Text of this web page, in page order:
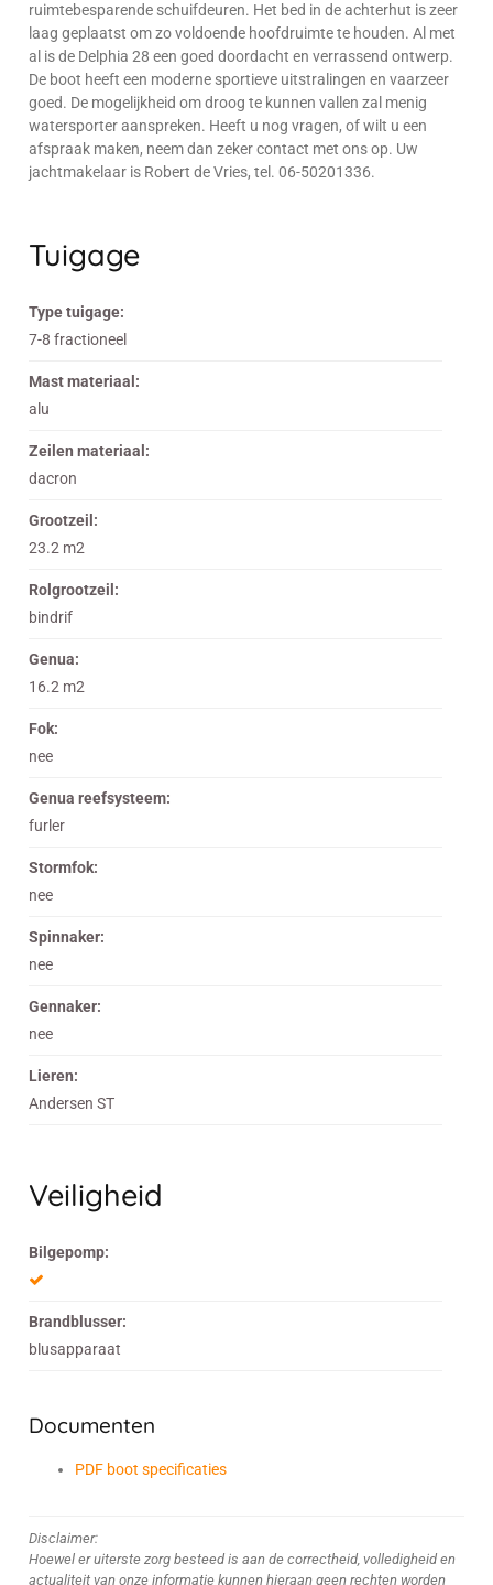
ruimtebesparende schuifdeuren. Het bed in de achterhut is zeer
laag geplaatst om zo voldoende hoofdruimte te houden. Al met
al is de Delphia 28 een goed doordacht en verrassend ontwerp.
De boot heeft een moderne sportieve uitstralingen en vaarzeer
goed. De mogelijkheid om droog te kunnen vallen zal menig
watersporter aanspreken. Heeft u nog vragen, of wilt u een
afspraak maken, neem dan zeker contact met ons op. Uw
jachtmakelaar is Robert de Vries, tel. 06-50201336.
Tuigage
Type tuigage:
7-8 fractioneel
Mast materiaal:
alu
Zeilen materiaal:
dacron
Grootzeil:
23.2 m2
Rolgrootzeil:
bindrif
Genua:
16.2 m2
Fok:
nee
Genua reefsysteem:
furler
Stormfok:
nee
Spinnaker:
nee
Gennaker:
nee
Lieren:
Andersen ST
Veiligheid
Bilgepomp:
Brandblusser:
blusapparaat
Documenten
PDF boot specificaties
Disclaimer:
Hoewel er uiterste zorg besteed is aan de correctheid, volledigheid en
actualiteit van onze informatie kunnen hieraan geen rechten worden